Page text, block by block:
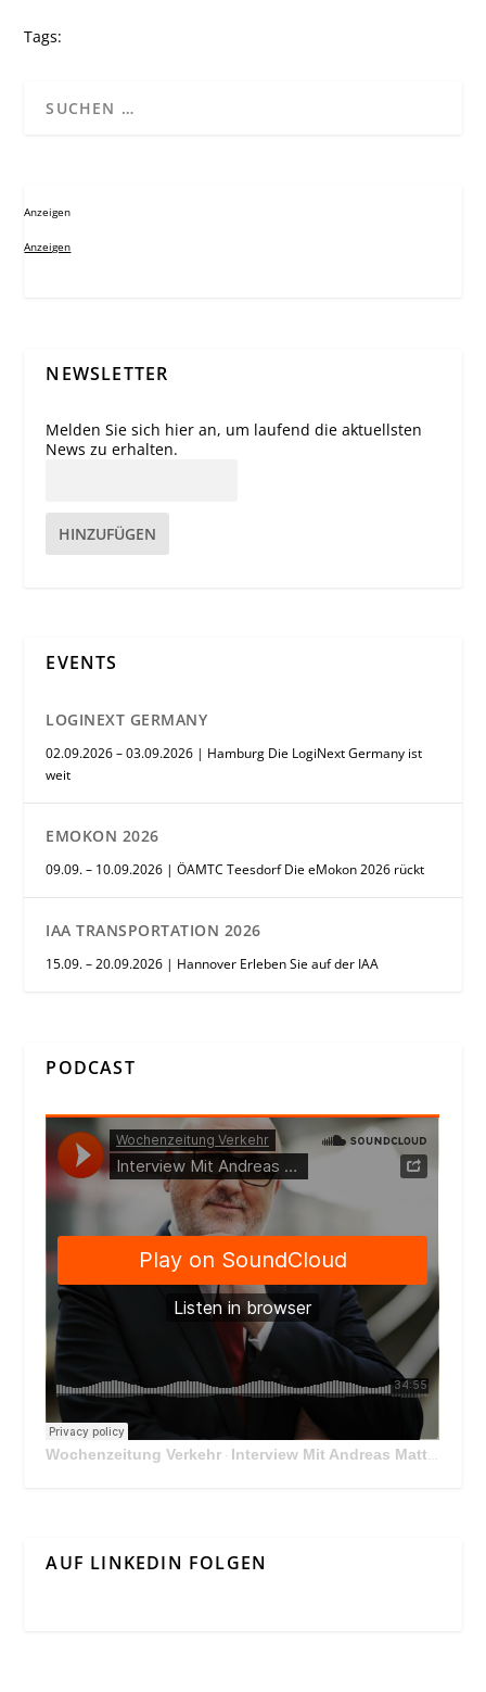
Tags:
Anzeigen
Anzeigen
NEWSLETTER
Melden Sie sich hier an, um laufend die aktuellsten
News zu erhalten.
HINZUFÜGEN
EVENTS
LOGINEXT GERMANY
02.09.2026 – 03.09.2026 | Hamburg Die LogiNext Germany ist
weit
EMOKON 2026
09.09. – 10.09.2026 | ÖAMTC Teesdorf Die eMokon 2026 rückt
IAA TRANSPORTATION 2026
15.09. – 20.09.2026 | Hannover Erleben Sie auf der IAA
PODCAST
Wochenzeitung Verkehr · Interview Mit Andreas Matthä, CEO der ÖBB Holding
AUF LINKEDIN FOLGEN